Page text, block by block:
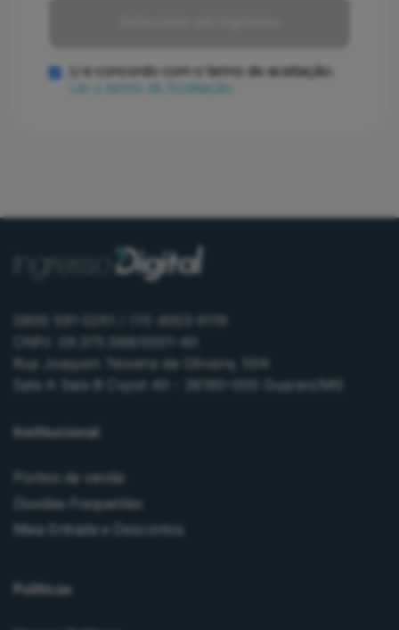
Li e concordo com o termo de aceitação.
Ler o termo de Aceitação
0800 591 0251 / (11) 4003 6119
CNPJ: 29.375.588/0001-40
Rua Joaquim Teixeira de Oliveira, 504
Sala A Sala B Cxpst 40 - 36160-000 Guarani/MG
Institucional
Pontos de venda
Duvidas Frequentes
Meia Entrada e Descontos
Políticas